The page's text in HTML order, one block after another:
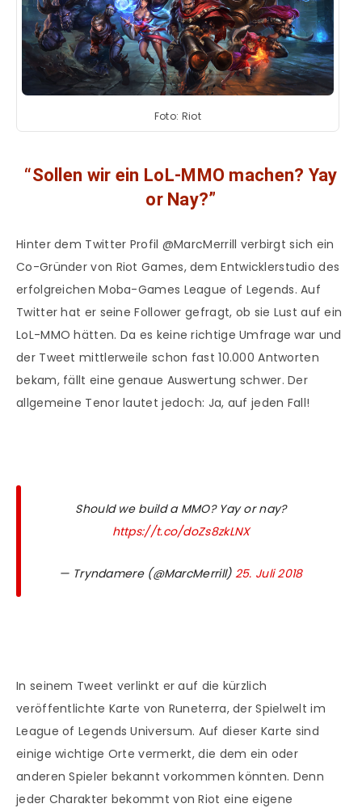
Foto: Riot
“Sollen wir ein LoL-MMO machen? Yay
or Nay?”
Hinter dem Twitter Profil @MarcMerrill verbirgt sich ein
Co-Gründer von Riot Games, dem Entwicklerstudio des
erfolgreichen Moba-Games League of Legends. Auf
Twitter hat er seine Follower gefragt, ob sie Lust auf ein
LoL-MMO hätten. Da es keine richtige Umfrage war und
der Tweet mittlerweile schon fast 10.000 Antworten
bekam, fällt eine genaue Auswertung schwer. Der
allgemeine Tenor lautet jedoch: Ja, auf jeden Fall!
Should we build a MMO? Yay or nay?
https://t.co/doZs8zkLNX
— Tryndamere (@MarcMerrill) 25. Juli 2018
In seinem Tweet verlinkt er auf die kürzlich
veröffentlichte Karte von Runeterra, der Spielwelt im
League of Legends Universum. Auf dieser Karte sind
einige wichtige Orte vermerkt, die dem ein oder
anderen Spieler bekannt vorkommen könnten. Denn
jeder Charakter bekommt von Riot eine eigene